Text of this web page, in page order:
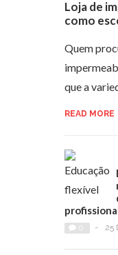
Loja de
como
Quem
que a
READ MORE
- 25